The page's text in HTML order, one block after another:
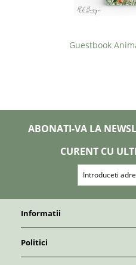
Guestbook
ABONATI-VA LA
CURENT CU
Informatii
Politici